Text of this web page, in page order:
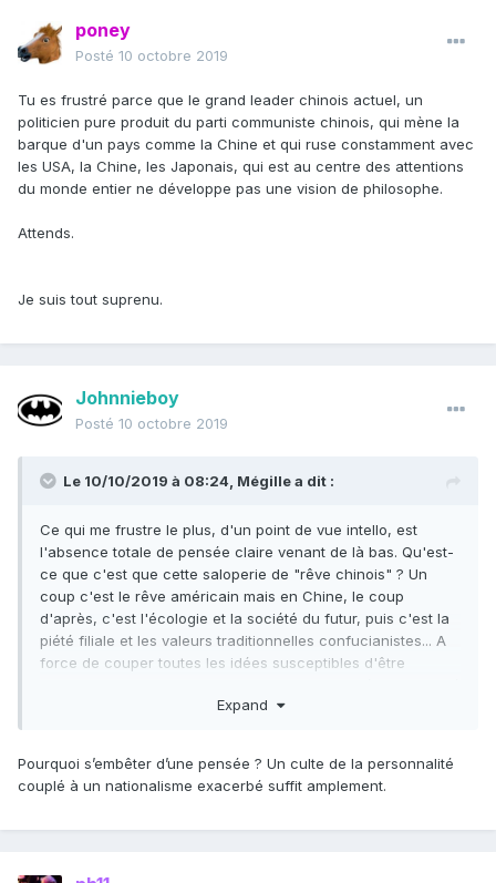
poney
Posté 10 octobre 2019
Tu es frustré parce que le grand leader chinois actuel, un
politicien pure produit du parti communiste chinois, qui mène la
barque d'un pays comme la Chine et qui ruse constamment avec
les USA, la Chine, les Japonais, qui est au centre des attentions
du monde entier ne développe pas une vision de philosophe.
Attends.
Je suis tout suprenu.
Johnnieboy
Posté 10 octobre 2019
Le 10/10/2019 à 08:24, Mégillea dit :
Ce qui me frustre le plus, d'un point de vue intello, est
l'absence totale de pensée claire venant de là bas. Qu'est-
ce que c'est que cette saloperie de "rêve chinois" ? Un
coup c'est le rêve américain mais en Chine, le coup
d'après, c'est l'écologie et la société du futur, puis c'est la
piété filiale et les valeurs traditionnelles confucianistes... A
force de couper toutes les idées susceptibles d'être
la pensée, et se contentent désormais seulement de
instrumentale, sans aucune réflexivité ni finalité. Je préfère
encore le petit livre rouge, lui au moins avait un sens.
Expand
Pourquoi s’embêter d’une pensée ? Un culte de la personnalité
couplé à un nationalisme exacerbé suffit amplement.